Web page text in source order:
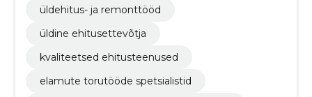
üldehitus- ja remonttööd
üldine ehitusettevõtja
kvaliteetsed ehitusteenused
elamute torutööde spetsialistid